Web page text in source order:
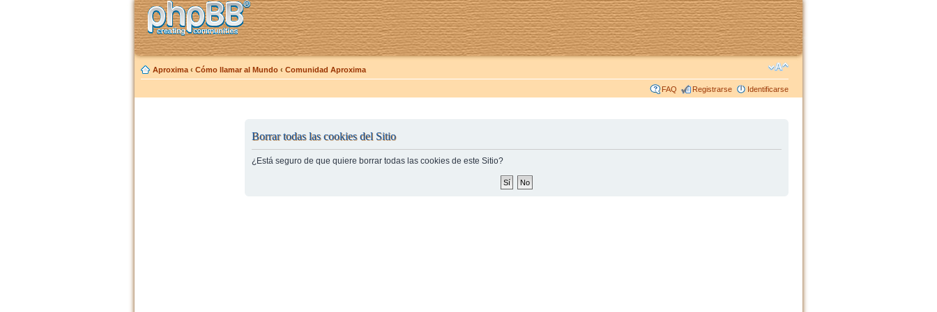
Aproxima ‹ Cómo llamar al Mundo ‹ Comunidad Aproxima
FAQ Registrarse Identificarse
Borrar todas las cookies del Sitio
¿Está seguro de que quiere borrar todas las cookies de este Sitio?